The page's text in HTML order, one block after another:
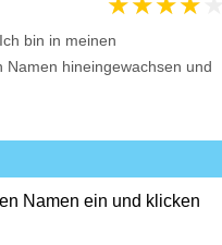
bin in meinen
hineingewachsen und
Namen ein und klicken